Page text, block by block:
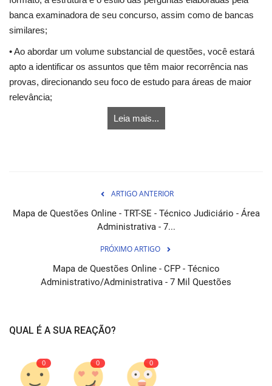
banca examinadora de seu concurso, assim como de bancas
similares;
• Ao abordar um volume substancial de questões, você estará
apto a identificar os assuntos que têm maior recorrência nas
provas, direcionando seu foco de estudo para áreas de maior
relevância;
Leia mais...
ARTIGO ANTERIOR
Mapa de Questões Online - TRT-SE - Técnico Judiciário - Área
Administrativa - 7...
PRÓXIMO ARTIGO
Mapa de Questões Online - CFP - Técnico
Administrativo/Administrativa - 7 Mil Questões
QUAL É A SUA REAÇÃO?
0 0 0